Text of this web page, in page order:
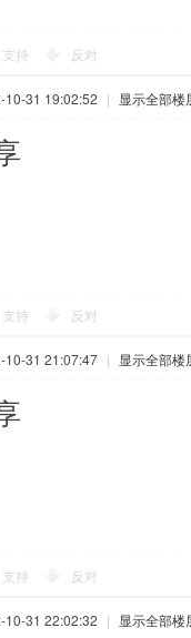
支持 反对
10-31 19:02:52 | 显示全部楼
支持 反对
10-31 21:07:47 | 显示全部楼
支持 反对
10-31 22:02:32 | 显示全部楼